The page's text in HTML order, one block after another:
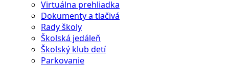
Virtuálna prehliadka
Dokumenty a tlačivá
Rady školy
Školská jedáleň
Školský klub detí
Parkovanie